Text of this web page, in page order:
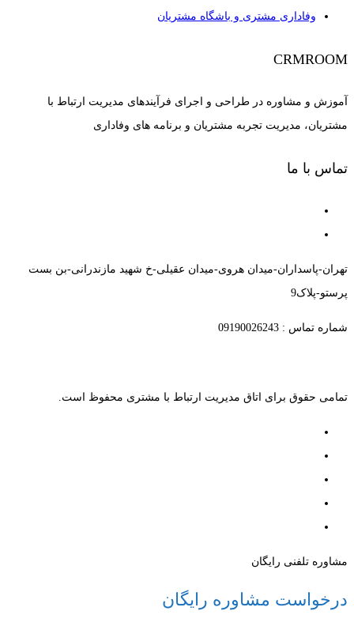
وفاداری مشتری و باشگاه مشتریان
CRMROOM
آموزش و مشاوره در طراحی و اجرای فرآیندهای مدیریت ارتباط با
مشتریان، مدیریت تجربه مشتریان و برنامه های وفاداری
تماس با ما
تهران-پاسداران-میدان هروی-میدان عقیلی-خ شهید مازندرانی-بن بست
پرستو-پلاک9
شماره تماس : 09190026243
تمامی حقوق برای اتاق مدیریت ارتباط با مشتری محفوظ است.
مشاوره تلفنی رایگان
درخواست مشاوره رایگان